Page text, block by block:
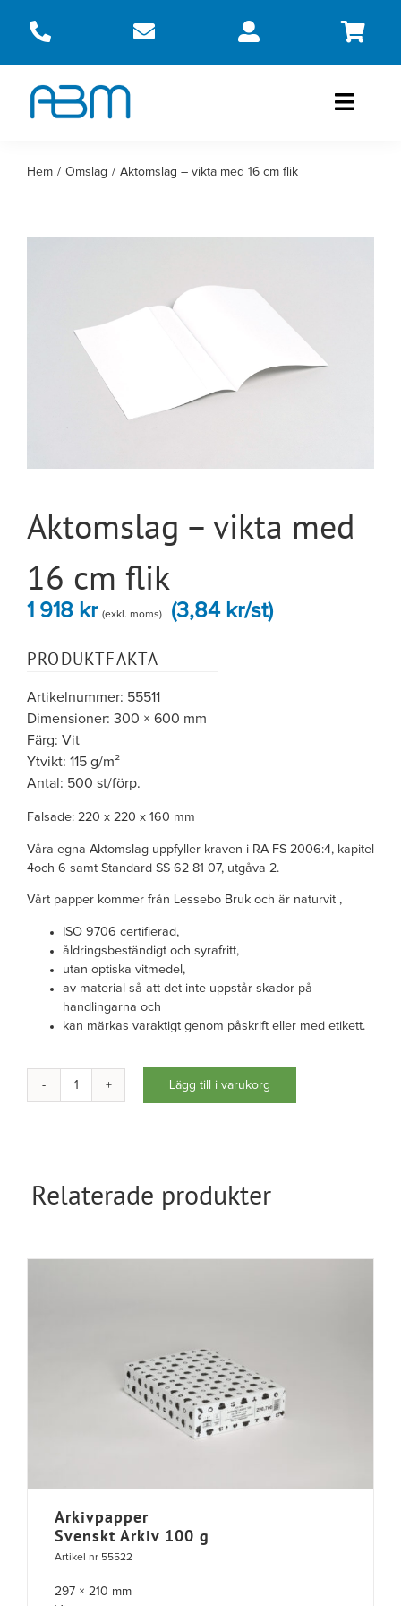
Toggle
Produkter
Webbshop
Hem Omslag Aktomslag – vikta med 16 cm flik
Aktomslag – vikta med
16 cm flik
1 918 kr (exkl. moms) (3,84 kr/st)
PRODUKTFAKTA
Artikelnummer: 55511
Dimensioner: 300 × 600 mm
Färg: Vit
Ytvikt: 115 g/m²
Antal: 500 st/förp.
Falsade: 220 x 220 x 160 mm
Våra egna Aktomslag uppfyller kraven i RA-FS 2006:4, kapitel
4och 6 samt Standard SS 62 81 07, utgåva 2.
Vårt papper kommer från Lessebo Bruk och är naturvit ,
ISO 9706 certifierad,
åldringsbeständigt och syrafritt,
utan optiska vitmedel,
av material så att det inte uppstår skador på
handlingarna och
kan märkas varaktigt genom påskrift eller med etikett.
cm
Lägg till i varukorg
Relaterade produkter
Arkivpapper
Svenskt Arkiv 100 g
Artikel nr 55522
297 × 210 mm